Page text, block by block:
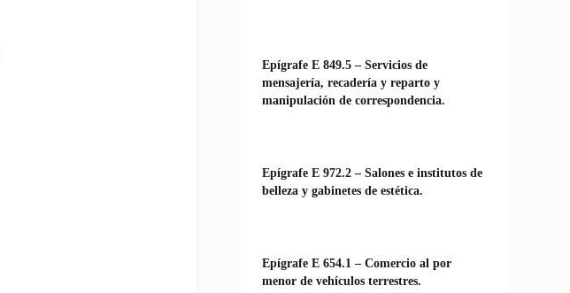
Epígrafe E 849.5 – Servicios de
mensajería, recadería y reparto y
manipulación de correspondencia.
Epígrafe E 972.2 – Salones e institutos de
belleza y gabinetes de estética.
Epígrafe E 654.1 – Comercio al por
menor de vehículos terrestres.